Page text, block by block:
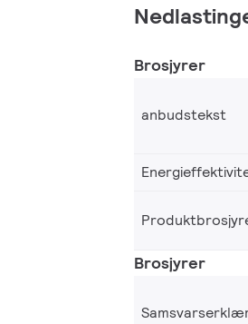
Brosjyrer
anbudstekst
Brosjyrer